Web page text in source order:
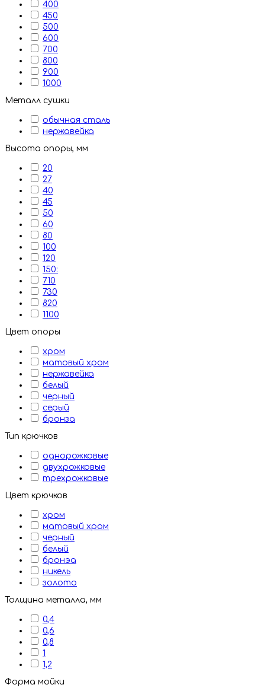
400
450
500
600
700
800
900
1000
Металл сушки
обычная сталь
нержавейка
Высота опоры, мм
20
27
40
45
50
60
80
100
120
150:
710
730
820
1100
Цвет опоры
хром
матовый хром
нержавейка
белый
черный
серый
бронза
Тип крючков
однорожковые
двухрожковые
трехрожковые
Цвет крючков
хром
матовый хром
черный
белый
бронэа
никель
золото
Толщина металла, мм
0,4
0,6
0,8
1
1,2
Форма мойки